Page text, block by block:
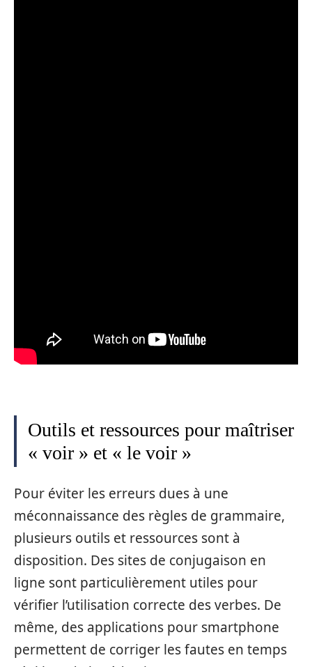
Outils et ressources pour maîtriser
« voir » et « le voir »
Pour éviter les erreurs dues à une
méconnaissance des règles de grammaire,
plusieurs outils et ressources sont à
disposition. Des sites de conjugaison en
ligne sont particulièrement utiles pour
vérifier l’utilisation correcte des verbes. De
même, des applications pour smartphone
permettent de corriger les fautes en temps